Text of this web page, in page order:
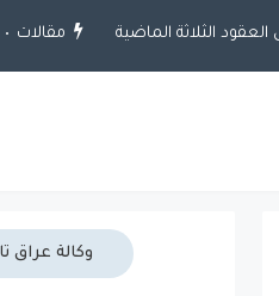
مقالات يوم
وكالة عراق